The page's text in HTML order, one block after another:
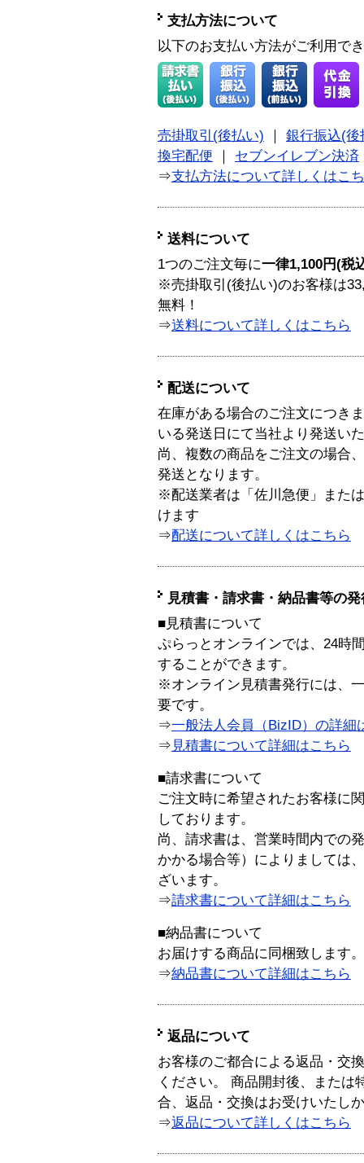
支払方法について
以下のお支払い方法がご利用で
売掛取引(後払い)
銀行振込(後
換宅配便
セブンイレブン決済
⇒支払方法について詳しくはこ
送料について
1つのご注文毎に一律1,100円(税
※売掛取引(後払い)のお客様は
無料！
⇒送料について詳しくはこちら
配送について
在庫がある場合のご注文につき
いる発送日にて当社より発送い
尚、複数の商品をご注文の場合
発送となります。
※配送業者は「佐川急便」また
けます
⇒配送について詳しくはこちら
見積書・請求書・納品書等の
■見積書について
ぷらっとオンラインでは、24時
することができます。
※オンライン見積書発行には、
要です。
⇒一般法人会員（BizID）の詳細
⇒ 見積書について詳細はこちら
■請求書について
ご注文時に希望されたお客様に
しております。
尚、請求書は、営業時間内での
かかる場合等）によりましては
ざいます。
⇒請求書について詳細はこちら
■納品書について
お届けする商品に同梱致します。
⇒納品書について詳細はこちら
返品について
お客様のご都合による返品・交
ください。 商品開封後、または
合、返品・交換はお受けいたし
⇒返品について詳しくはこちら